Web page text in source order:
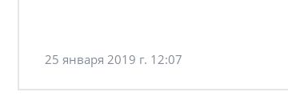
25 января 2019 г. 12:07